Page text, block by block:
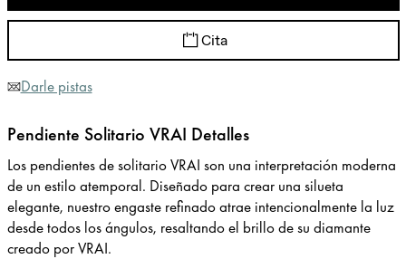
Cita
Darle pistas
Pendiente Solitario VRAI Detalles
Los pendientes de solitario VRAI son una interpretación moderna
de un estilo atemporal. Diseñado para crear una silueta
elegante, nuestro engaste refinado atrae intencionalmente la luz
desde todos los ángulos, resaltando el brillo de su diamante
creado por VRAI.